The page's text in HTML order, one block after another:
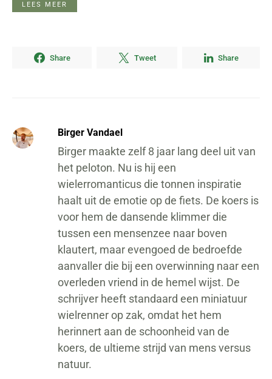
LEES MEER
Share Tweet Share
Birger Vandael
Birger maakte zelf 8 jaar lang deel uit van
het peloton. Nu is hij een
wielerromanticus die tonnen inspiratie
haalt uit de emotie op de fiets. De koers is
voor hem de dansende klimmer die
tussen een mensenzee naar boven
klautert, maar evengoed de bedroefde
aanvaller die bij een overwinning naar een
overleden vriend in de hemel wijst. De
schrijver heeft standaard een miniatuur
wielrenner op zak, omdat het hem
herinnert aan de schoonheid van de
koers, de ultieme strijd van mens versus
natuur.